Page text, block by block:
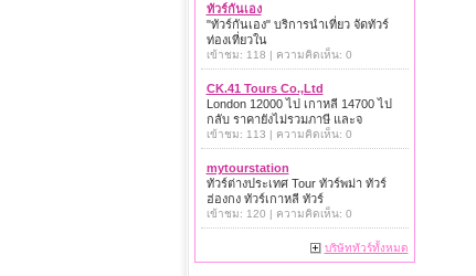
ทัวร์กันเอง
"ทัวร์กันเอง" บริการนำเที่ยว จัดทัวร์
ท่องเที่ยวใน
เข้าชม: 118 | ความคิดเห็น: 0
CK.41 Tours Co.,Ltd
London 12000 ไป เกาหลี 14700 ไป
กลับ ราคายังไม่รวมภาษี และจ
เข้าชม: 113 | ความคิดเห็น: 0
mytourstation
ทัวร์ต่างประเทศ Tour ทัวร์พม่า ทัวร์
ฮ่องกง ทัวร์เกาหลี ทัวร์
เข้าชม: 120 | ความคิดเห็น: 0
บริษัททัวร์ทั้งหมด